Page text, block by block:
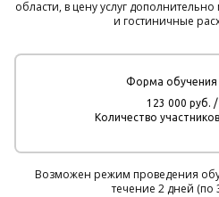
области, в цену услуг
и гостиничные
Форма
123 000 руб.
Количество
Возможен режим проведения
течение 2 дней (по